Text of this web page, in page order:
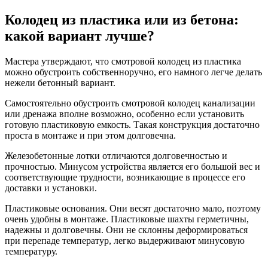
Колодец из пластика или из бетона:
какой вариант лучше?
Мастера утверждают, что смотровой колодец из пластика
можно обустроить собственноручно, его намного легче делать
нежели бетонный вариант.
Самостоятельно обустроить смотровой колодец канализации
или дренажа вполне возможно, особенно если установить
готовую пластиковую емкость. Такая конструкция достаточно
проста в монтаже и при этом долговечна.
Железобетонные лотки отличаются долговечностью и
прочностью. Минусом устройства является его большой вес и
соответствующие трудности, возникающие в процессе его
доставки и установки.
Пластиковые основания. Они весят достаточно мало, поэтому
очень удобны в монтаже. Пластиковые шахты герметичны,
надежны и долговечны. Они не склонны деформироваться
при перепаде температур, легко выдерживают минусовую
температуру.